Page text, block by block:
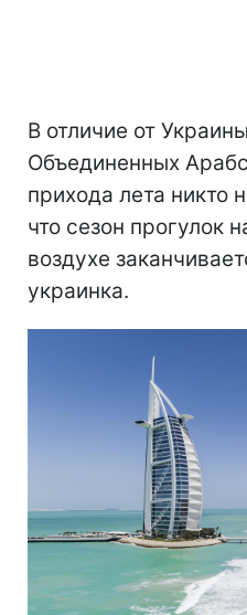
В отличие от
Объединенных
прихода лета никто
что сезон прогулок
воздухе
украинка.